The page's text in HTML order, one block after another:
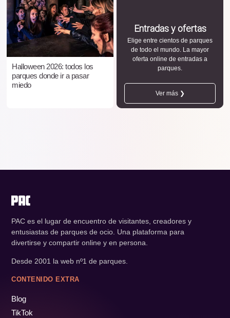
Halloween 2026: todos los
parques donde ir a pasar
miedo
Entradas y ofertas
Elige entre cientos de parques
de todo el mundo. La mayor
oferta online de entradas a
parques.
Ver más ❯
PAC es el lugar de encuentro de visitantes, creadores y
entusiastas de parques de ocio. Una plataforma para
divertirse y compartir online y en persona.
Desde 2001 la web nº1 de parques.
CONTENIDO EXTRA
Blog
TikTok